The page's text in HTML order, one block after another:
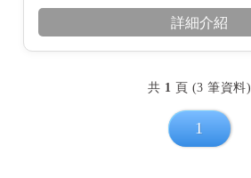
詳細介紹
共 1 頁 (3 筆資料)
1